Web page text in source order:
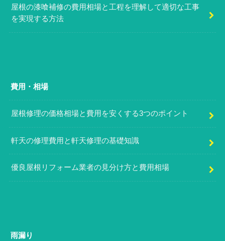
屋根の漆喰補修の費用相場と工程を理解して適切な工事
を実現する方法
費用・相場
屋根修理の価格相場と費用を安くする3つのポイント
軒天の修理費用と軒天修理の基礎知識
優良屋根リフォーム業者の見分け方と費用相場
雨漏り